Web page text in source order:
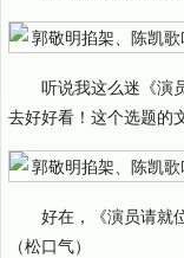
听说我这么迷《演
去好好看！这个选题的
好在，《演员请就
（松口气）